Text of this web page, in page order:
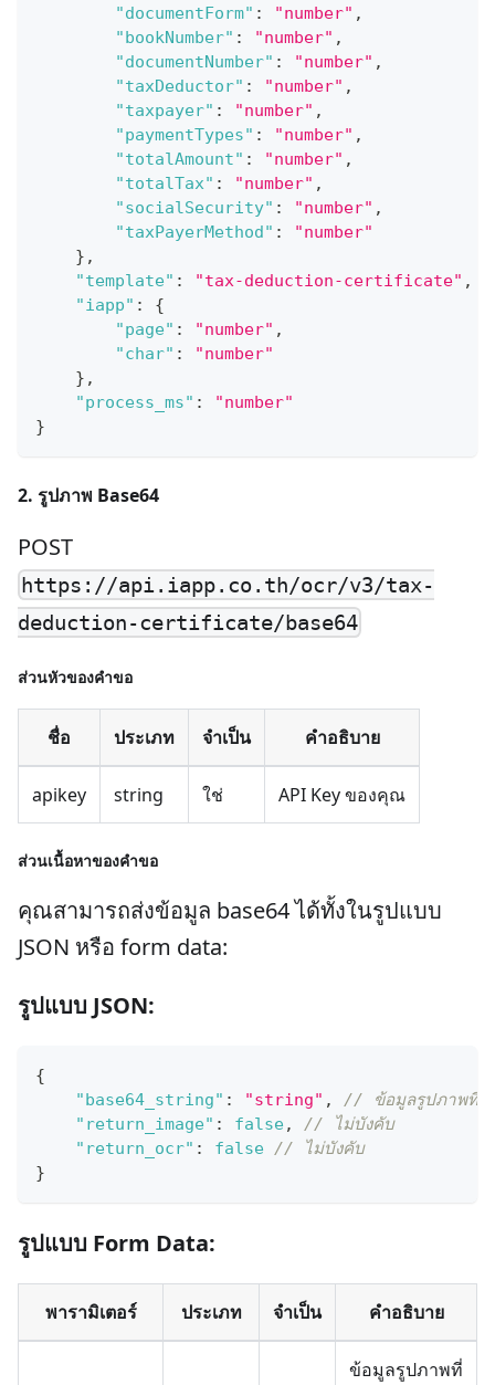
"documentForm" : "number" ,
"bookNumber" : "number" ,
"documentNumber" : "number" ,
"taxDeductor" : "number" ,
"taxpayer" : "number" ,
"paymentTypes" : "number" ,
"totalAmount" : "number" ,
"totalTax" : "number" ,
"socialSecurity" : "number" ,
"taxPayerMethod" :
"number"
} ,
"template" : "tax-deduction-certificate" ,
"iapp" :
{
"page" : "number" ,
"char" :
"number"
} ,
"process_ms" :
"number"
}
2. รูปภาพ Base64
POST
https://api.iapp.co.th/ocr/v3/tax-
deduction-certificate/base64
ส่วนหัวของคำขอ
ชื่อ ประเภท จำเป็น คำอธิบาย
apikey string ใช่ API Key ของคุณ
ส่วนเนื้อหาของคำขอ
คุณสามารถส่งข้อมูล base64 ได้ทั้งในรูปแบบ
JSON หรือ form data:
รูปแบบ JSON:
{
"base64_string" : "string" ,
// ข้อมูลรูปภาพที่เ
"return_image" : false,
// ไม่บังคับ
"return_ocr" : false // ไม่บังคับ
}
รูปแบบ Form Data:
พารามิเตอร์ ประเภท จำเป็น คำอธิบาย
ข้อมูลรูปภาพที่